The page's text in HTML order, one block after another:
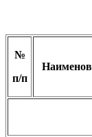
№
п/п